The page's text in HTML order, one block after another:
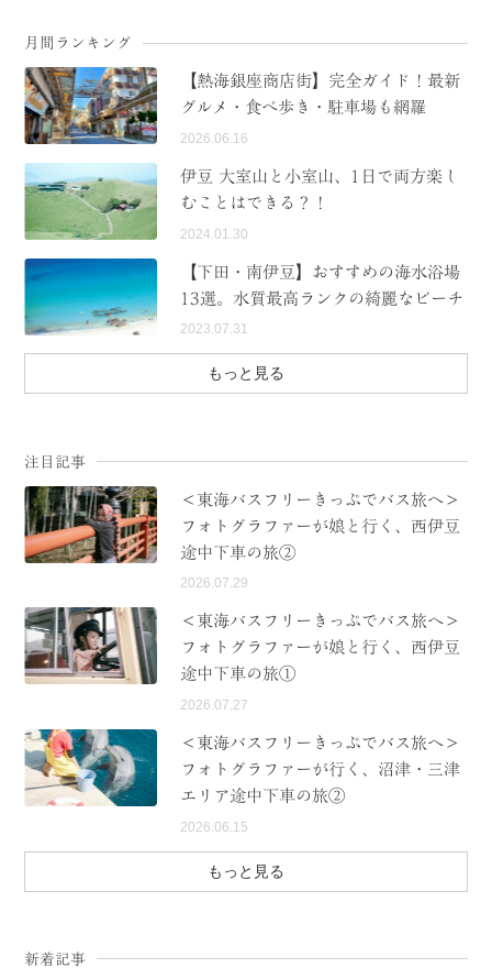
月間ランキング
【熱海銀座商店街】完全ガイド！最新
グルメ・食べ歩き・駐車場も網羅
2026.06.16
伊豆 大室山と小室山、1日で両方楽し
むことはできる？！
2024.01.30
【下田・南伊豆】おすすめの海水浴場
13選。水質最高ランクの綺麗なビーチ
2023.07.31
もっと見る
注目記事
＜東海バスフリーきっぷでバス旅へ＞
フォトグラファーが娘と行く、西伊豆
途中下車の旅②
2026.07.29
＜東海バスフリーきっぷでバス旅へ＞
フォトグラファーが娘と行く、西伊豆
途中下車の旅①
2026.07.27
＜東海バスフリーきっぷでバス旅へ＞
フォトグラファーが行く、沼津・三津
エリア途中下車の旅②
2026.06.15
もっと見る
新着記事